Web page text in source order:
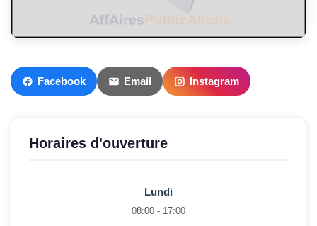
Facebook Email Instagram
Horaires d'ouverture
Lundi
08:00 - 17:00